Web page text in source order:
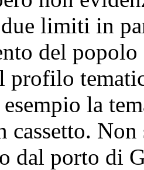
limiti in
del
profilo
la
cassetto.
dal porto di